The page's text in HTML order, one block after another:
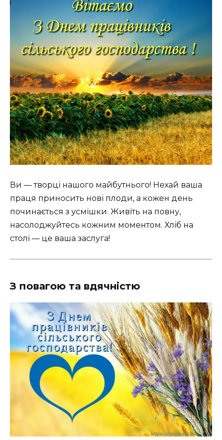
Ви — творці нашого майбутнього! Нехай ваша
праця приносить нові плоди, а кожен день
починається з усмішки. Живіть на повну,
насолоджуйтесь кожним моментом. Хліб на
столі — це ваша заслуга!
З повагою та вдячністю